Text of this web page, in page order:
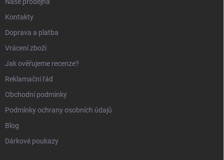
Naše prodejna
Kontakty
Doprava a platba
Vrácení zboží
Jak ověřujeme recenze?
Reklamační řád
Obchodní podmínky
Podmínky ochrany osobních údajů
Blog
Dárkové poukazy